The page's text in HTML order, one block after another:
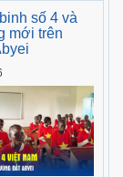
số 4 và
mới trên